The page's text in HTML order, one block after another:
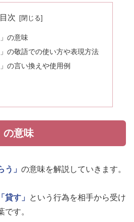
目次
の意味
」の敬語での使い方や表現方法
の言い換えや使用例
の意味
う」 の意味を解説していきます。
「貸す」
という行為を相手から受け
です。